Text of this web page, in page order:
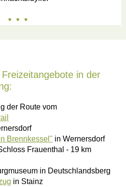
in der
der Route vom
Brennkessel" in Wernersdorf
Frauenthal - 19 km
in Deutschlandsberg
in Stainz